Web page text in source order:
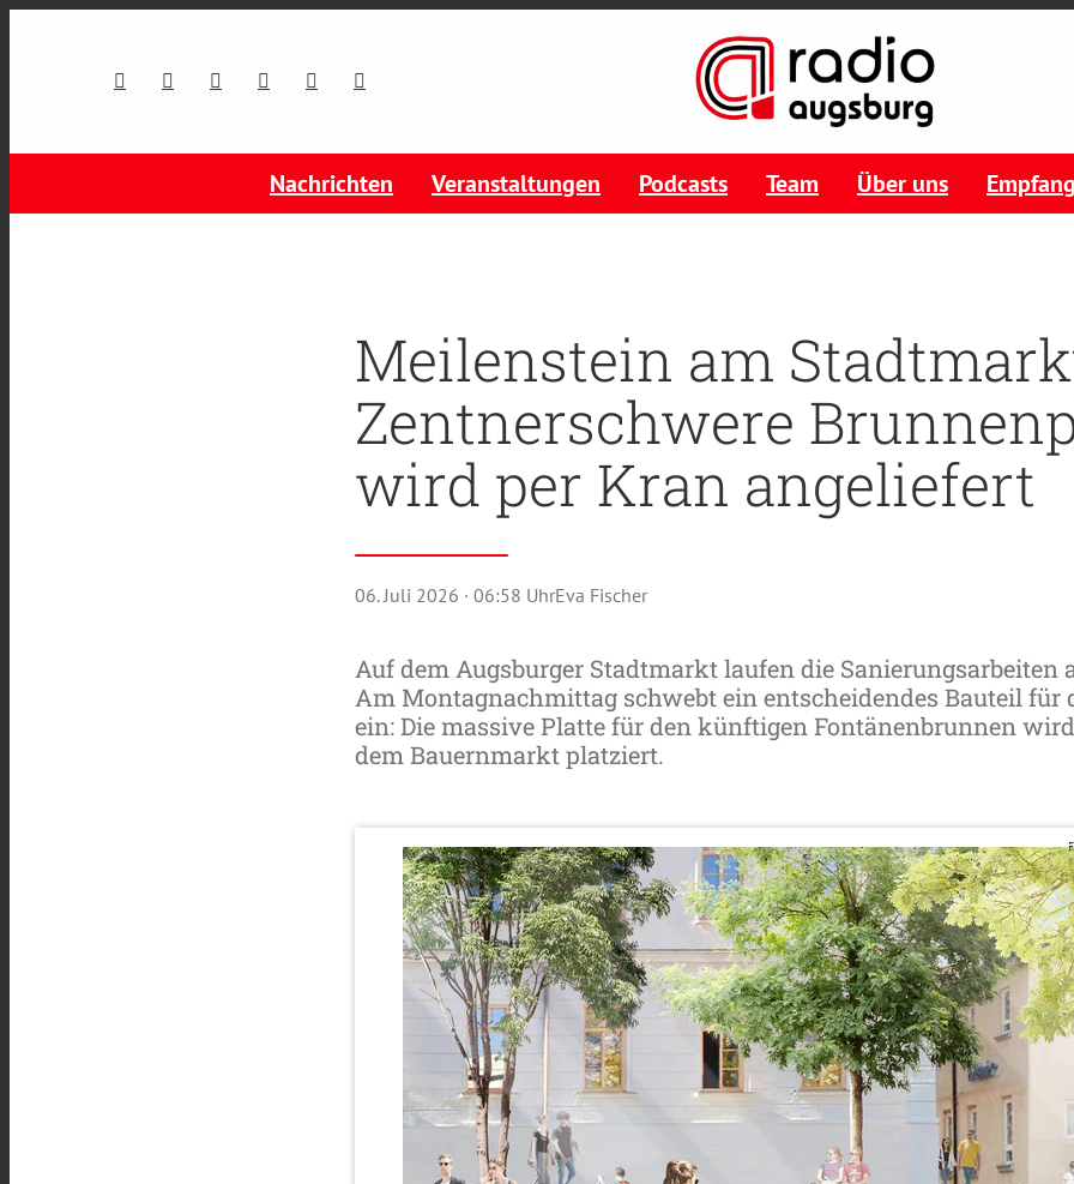
Nachrichten Veranstaltungen Podcasts Team Über uns Empfang
Meilenstein am
Zentnerschwere
wird per Kran angeliefert
06. Juli 2026 · 06:58 UhrEva Fischer
Auf dem Augsburger Stadtmarkt laufen die Sanierungsarbeiten
Am Montagnachmittag schwebt ein entscheidendes Bauteil für
ein: Die massive Platte für den künftigen Fontänenbrunnen
dem Bauernmarkt platziert.